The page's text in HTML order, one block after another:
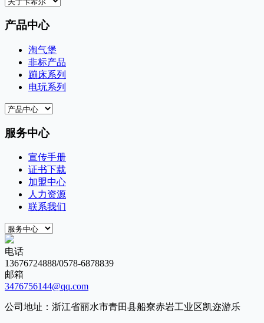
产品中心
淘气堡
非标产品
蹦床系列
电玩系列
服务中心
宣传手册
证书下载
加盟中心
人力资源
联系我们
电话
13676724888/0578-6878839
邮箱
3476756144@qq.com
公司地址：浙江省丽水市青田县船寮赤岩工业区凯迩游乐